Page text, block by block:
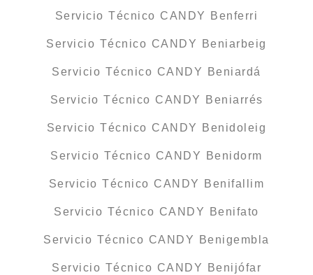
Servicio Técnico CANDY Benferri
Servicio Técnico CANDY Beniarbeig
Servicio Técnico CANDY Beniardá
Servicio Técnico CANDY Beniarrés
Servicio Técnico CANDY Benidoleig
Servicio Técnico CANDY Benidorm
Servicio Técnico CANDY Benifallim
Servicio Técnico CANDY Benifato
Servicio Técnico CANDY Benigembla
Servicio Técnico CANDY Benijófar